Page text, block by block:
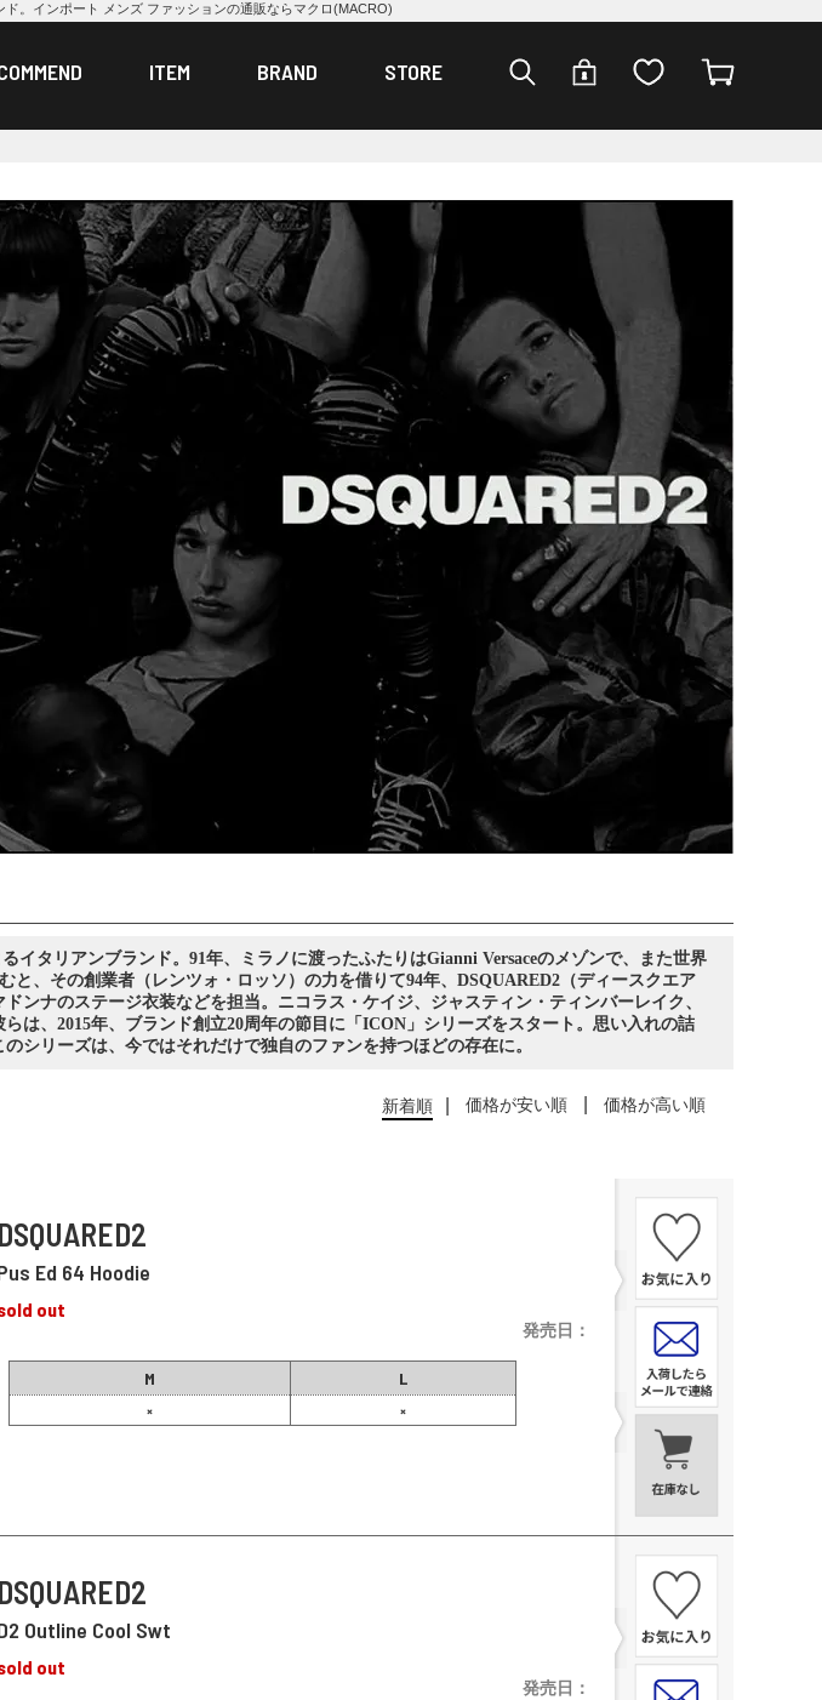
。インポート メンズ ファッションの通販ならマクロ(MACRO)
ITEM BRAND STORE
イタリアンブランド。91年、ミラノに渡ったふたりはGianni Versaceのメゾンで、また世界
と、その創業者（レンツォ・ロッソ）の力を借りて94年、DSQUARED2（ディースクエア
ンナのステージ衣装などを担当。ニコラス・ケイジ、ジャスティン・ティンバーレイク、
は、2015年、ブランド創立20周年の節目に「ICON」シリーズをスタート。思い入れの詰
シリーズは、今ではそれだけで独自のファンを持つほどの存在に。
新着順 価格が安い順 価格が高い順
DSQUARED2
Ed 64 Hoodie
out
発売日：
M L
× ×
DSQUARED2
Outline Cool Swt
out
発売日：